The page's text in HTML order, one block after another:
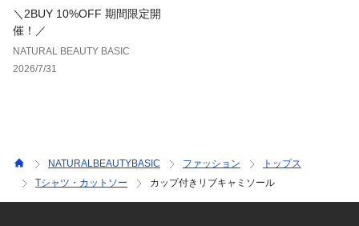
＼2BUY 10%OFF 期間限定開
催！／
NATURAL BEAUTY BASIC
2026/7/31
NATURALBEAUTYBASIC ファッション
トップス
Tシャツ・カットソー
カップ付きリブキャミソール